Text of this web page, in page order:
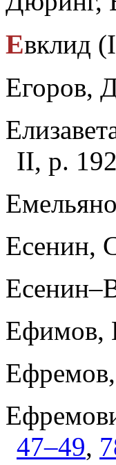
Евклид
Егоров,
II, р.
Есенин,
Ефимов,
47–49,